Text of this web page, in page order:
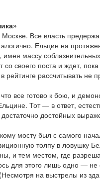
Все власть
Ельцин на
массу
со своего поста и ждет,
рейтинге рассчитывать не
все готово к бою, и
Тот — в ответ,
достойных
мосту был с самого
толпу в ловушку
и тем местом, где
для этого лишь одно —
на выстрелы из